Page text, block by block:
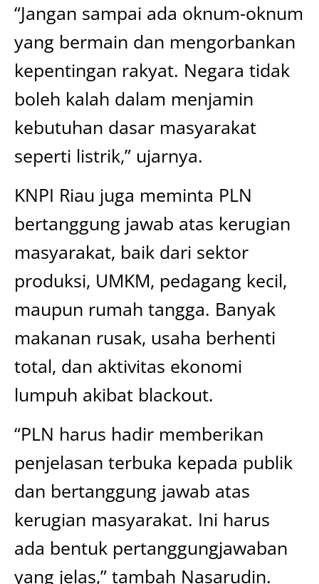
“Jangan sampai ada oknum-oknum
yang bermain dan mengorbankan
kepentingan rakyat. Negara tidak
boleh kalah dalam menjamin
kebutuhan dasar masyarakat
seperti listrik,” ujarnya.
KNPI Riau juga meminta PLN
bertanggung jawab atas kerugian
masyarakat, baik dari sektor
produksi, UMKM, pedagang kecil,
maupun rumah tangga. Banyak
makanan rusak, usaha berhenti
total, dan aktivitas ekonomi
lumpuh akibat blackout.
“PLN harus hadir memberikan
penjelasan terbuka kepada publik
dan bertanggung jawab atas
kerugian masyarakat. Ini harus
ada bentuk pertanggungjawaban
yang jelas,” tambah Nasarudin.